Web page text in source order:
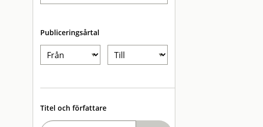
Publiceringsårtal
Titel och författare